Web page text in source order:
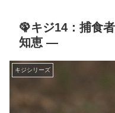
🦚キジ14：捕食
知恵 ―
キジシリーズ